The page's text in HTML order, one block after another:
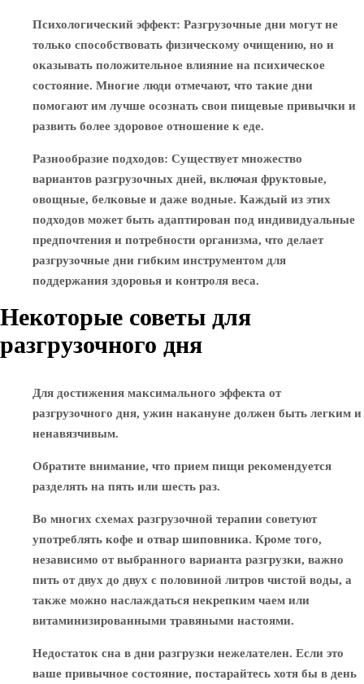
Психологический эффект: Разгрузочные дни могут не
только способствовать физическому очищению, но и
оказывать положительное влияние на психическое
состояние. Многие люди отмечают, что такие дни
помогают им лучше осознать свои пищевые привычки и
развить более здоровое отношение к еде.
Разнообразие подходов: Существует множество
вариантов разгрузочных дней, включая фруктовые,
овощные, белковые и даже водные. Каждый из этих
подходов может быть адаптирован под индивидуальные
предпочтения и потребности организма, что делает
разгрузочные дни гибким инструментом для
поддержания здоровья и контроля веса.
Некоторые советы для
разгрузочного дня
Для достижения максимального эффекта от
разгрузочного дня, ужин накануне должен быть легким и
ненавязчивым.
Обратите внимание, что прием пищи рекомендуется
разделять на пять или шесть раз.
Во многих схемах разгрузочной терапии советуют
употреблять кофе и отвар шиповника. Кроме того,
независимо от выбранного варианта разгрузки, важно
пить от двух до двух с половиной литров чистой воды, а
также можно наслаждаться некрепким чаем или
витаминизированными травяными настоями.
Недостаток сна в дни разгрузки нежелателен. Если это
ваше привычное состояние, постарайтесь хотя бы в день